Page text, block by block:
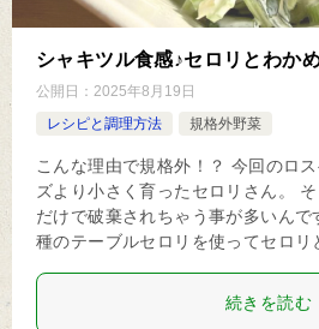
シャキツル食感♪セロリとわか
公開日： 2025年8月19日
レシピと調理方法
規格外野菜
こんな理由で規格外！？ 今回のロ
ズより小さく育ったセロリさん。
だけで破棄されちゃう事が多いん
種のテーブルセロリを使ってセロ
続きを読む